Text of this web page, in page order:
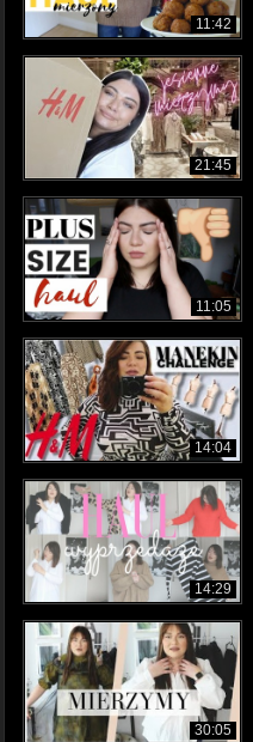
11:42
21:45
11:05
14:04
14:29
30:05